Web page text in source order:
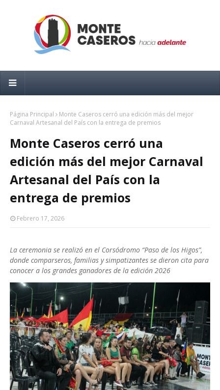
Página Principal
Monte Caseros cerró una edición más del mejor
Carnaval Artesanal del País con la entrega de premios
Monte Caseros cerró una
edición más del mejor Carnaval
Artesanal del País con la
entrega de premios
Febrero 17, 2026
La ceremonia se realizó en el Corsódromo “Paso de los Higos”,
donde comparseros, familias y simpatizantes se dieron cita para
conocer a los grandes ganadores de la edición 2026